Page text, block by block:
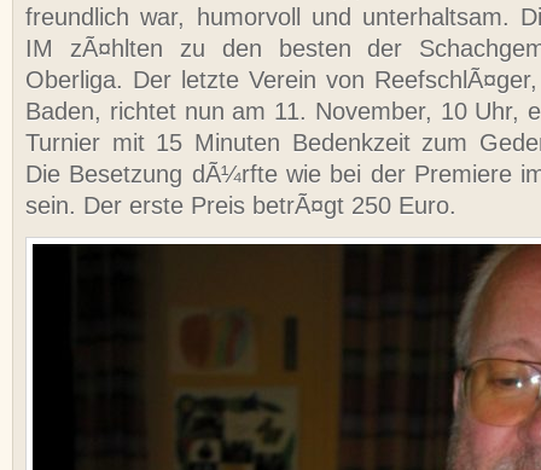
freundlich war, humorvoll und unterhaltsam.
IM zÃ¤hlten zu den besten der
Oberliga. Der letzte Verein von
Baden, richtet nun am 11. November, 10 Uhr,
Turnier mit 15 Minuten Bedenkzeit zum
Die Besetzung dÃ¼rfte wie bei der Premiere
sein. Der erste Preis betrÃ¤gt 250 Euro.